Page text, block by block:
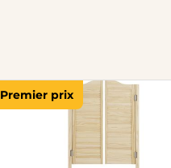
Premier prix